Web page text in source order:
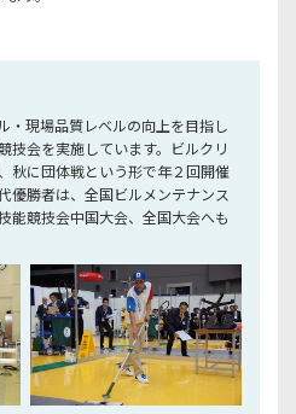
・現場品質レベルの向上を目指し
技会を実施しています。ビルクリ
秋に団体戦という形で年２回開催
優勝者は、全国ビルメンテナンス
能競技会中国大会、全国大会へも